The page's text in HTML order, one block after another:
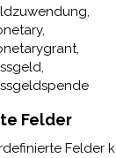
Felder
Felder